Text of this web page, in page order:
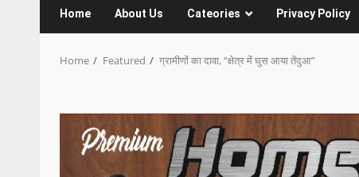
Home About Us Cateories Privacy Policy
Home Featured ग्रामीणों का दावा, “क्षेत्र में घुस आया तेंदुआ”